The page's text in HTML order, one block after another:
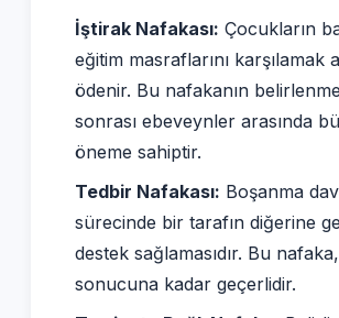
İştirak Nafakası: Çocukların
eğitim masraflarını karşılamak
ödenir. Bu nafakanın
sonrası ebeveynler arasında
öneme sahiptir.
Tedbir Nafakası: Boşanma
sürecinde bir tarafın diğerine
destek sağlamasıdır. Bu
sonucuna kadar geçerlidir.